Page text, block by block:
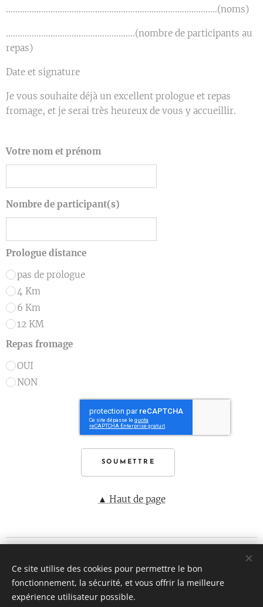
..........................................................................................(noms)
.......................................................(nombre de participants au
repas)
Date et signature
Je vous souhaite déjà un excellent prologue et repas
fromage, et je serai très heureux de vous y accueillir.
Votre nom et prénom
Nombre de participant(s)
Prologue distance
pas de prologue
4 Km
6 Km
12 KM
Repas fromage
OUI
NON
SOUMETTRE
▲ Haut de page
© Droits réservés 2026
Dernière mise à jour le 03/08/2026
Ce site utilise des cookies pour permettre le bon
fonctionnement, la sécurité, et vous offrir la meilleure
expérience utilisateur possible.